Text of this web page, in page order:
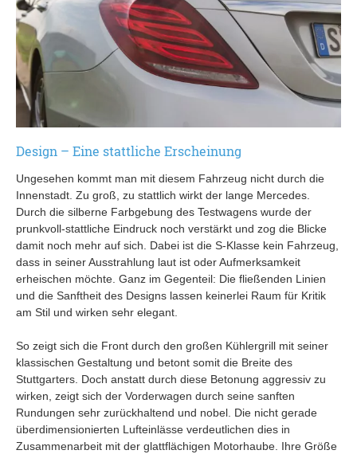
Design – Eine stattliche Erscheinung
Ungesehen kommt man mit diesem Fahrzeug nicht durch die
Innenstadt. Zu groß, zu stattlich wirkt der lange Mercedes.
Durch die silberne Farbgebung des Testwagens wurde der
prunkvoll-stattliche Eindruck noch verstärkt und zog die Blicke
damit noch mehr auf sich. Dabei ist die S-Klasse kein Fahrzeug,
dass in seiner Ausstrahlung laut ist oder Aufmerksamkeit
erheischen möchte. Ganz im Gegenteil: Die fließenden Linien
und die Sanftheit des Designs lassen keinerlei Raum für Kritik
am Stil und wirken sehr elegant.
So zeigt sich die Front durch den großen Kühlergrill mit seiner
klassischen Gestaltung und betont somit die Breite des
Stuttgarters. Doch anstatt durch diese Betonung aggressiv zu
wirken, zeigt sich der Vorderwagen durch seine sanften
Rundungen sehr zurückhaltend und nobel. Die nicht gerade
überdimensionierten Lufteinlässe verdeutlichen dies in
Zusammenarbeit mit der glattflächigen Motorhaube. Ihre Größe